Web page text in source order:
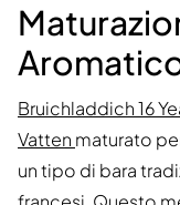
Bruichladdich 16
Vatten maturato
un tipo di bara